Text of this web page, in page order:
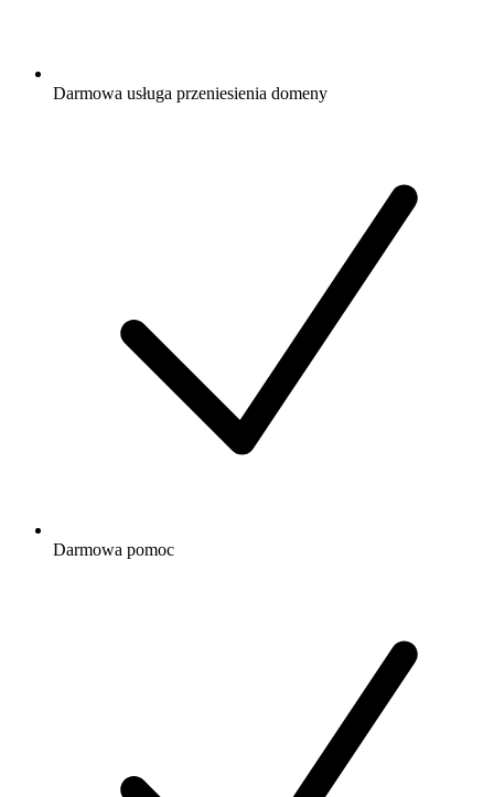
Darmowa usługa przeniesienia domeny
Darmowa pomoc